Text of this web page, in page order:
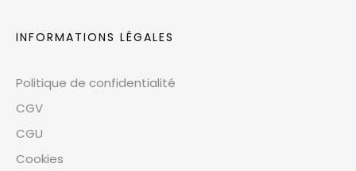
INFORMATIONS LÉGALES
Politique de confidentialité
CGV
CGU
Cookies